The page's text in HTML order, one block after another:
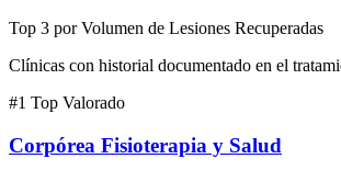
Top 3 por Volumen de Lesiones Recuperadas
Clínicas con historial documentado en el
#1 Top Valorado
Corpórea Fisioterapia y Salud